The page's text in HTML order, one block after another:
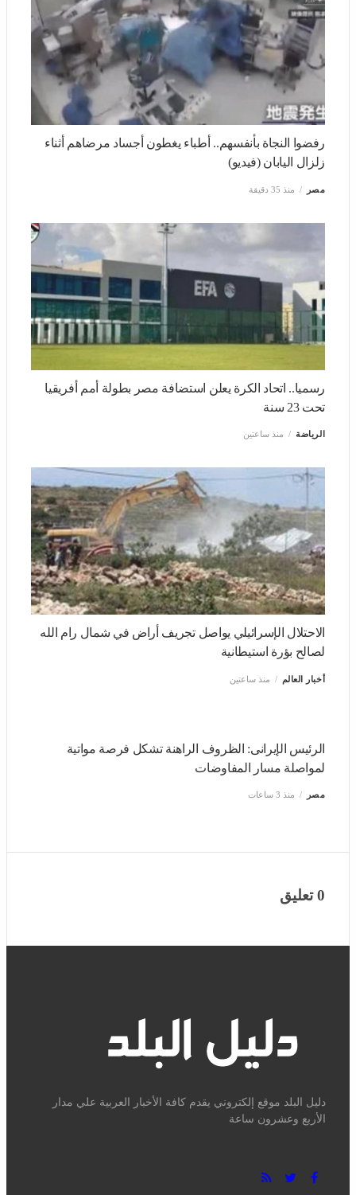
رفضوا النجاة بأنفسهم.. أطباء يغطون أجساد مرضاهم أثناء
زلزال اليابان (فيديو)
رسميا.. اتحاد الكرة يعلن استضافة مصر بطولة أمم أفريقيا تحت
23 سنة
الرياضة منذ ساعتين
الاحتلال الإسرائيلي يواصل تجريف أراض في شمال رام الله
لصالح بؤرة استيطانية
أخبار العالم منذ ساعتين
الرئيس الإيرانى: الظروف الراهنة تشكل فرصة مواتية لمواصلة
مسار المفاوضات
مصر منذ 3 ساعات
0 تعليق
دليل البلد موقع إلكتروني يقدم كافة الأخبار العربية علي مدار الأربع
وعشرون ساعة